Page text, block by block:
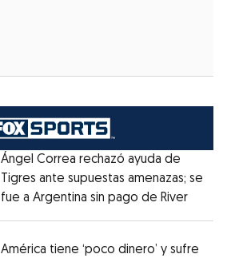
Ángel Correa rechazó ayuda de
Tigres ante supuestas amenazas; se
fue a Argentina sin pago de RiverOpens
América tiene ‘poco dinero’ y sufre